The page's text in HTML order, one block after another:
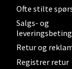
Ofte stilte
Salgs- og
Retur og
Registrer retur